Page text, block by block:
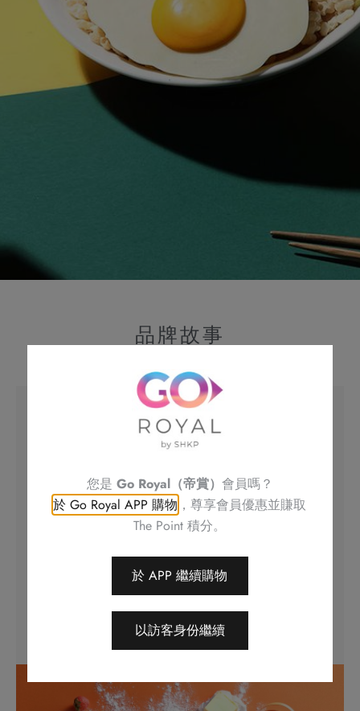
品牌故事
呈獻全新精緻糕點品牌 Royal Delights
心糕餅工藝及香港本地獨特元素，為您特別呈獻
全新精緻糕點品牌 Royal Delights！款款高水準
「滋味」美食，融匯精緻「品味」及創意「玩
味」於一身，為您忙碌的生活注滿能量，啖啖甜
立即購物
您是 Go Royal（帝賞） 會員嗎？
於 Go Royal APP 購物 ，尊享會員優惠並賺取
The Point 積分。
於 APP 繼續購物
以訪客身份繼續